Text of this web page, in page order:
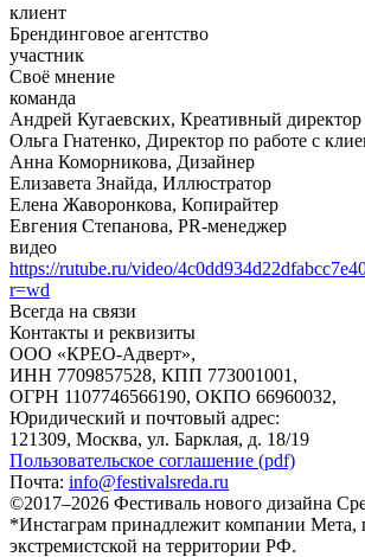
клиент
Брендинговое агентство
участник
Своё мнение
команда
Андрей Кугаевских, Креативный директор
Ольга Гнатенко, Директор по работе с
Анна Коморникова, Дизайнер
Елизавета Знайда, Иллюстратор
Елена Жаворонкова, Копирайтер
Евгения Степанова, PR-менеджер
видео
https://rutube.ru/video/
r=wd
Всегда на связи
Контакты и реквизиты
ООО «КРЕО‐Адверт»,
ИНН 7709857528, КПП 773001001,
ОГРН 1107746566190, ОКПО 66960032,
Юридический и почтовый адрес:
121309, Москва, ул. Барклая, д. 18/19
Пользовательское соглашение (pdf)
Почта: info@festivalsreda.ru
©2017–2026 Фестиваль нового дизайна
*Инстаграм принадлежит компании Мета,
экстремистской на территории РФ.